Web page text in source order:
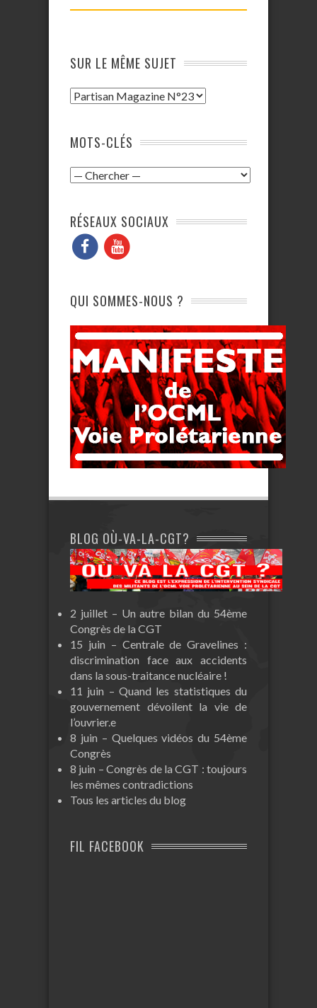
SUR LE MÊME SUJET
MOTS-CLÉS
RÉSEAUX SOCIAUX
QUI SOMMES-NOUS ?
BLOG OÙ-VA-LA-CGT?
2 juillet – Un autre bilan du 54ème
Congrès de la CGT
15 juin – Centrale de Gravelines :
discrimination face aux accidents
dans la sous-traitance nucléaire !
11 juin – Quand les statistiques du
gouvernement dévoilent la vie de
l’ouvrier.e
8 juin – Quelques vidéos du 54ème
Congrès
8 juin – Congrès de la CGT : toujours
les mêmes contradictions
Tous les articles du blog
FIL FACEBOOK